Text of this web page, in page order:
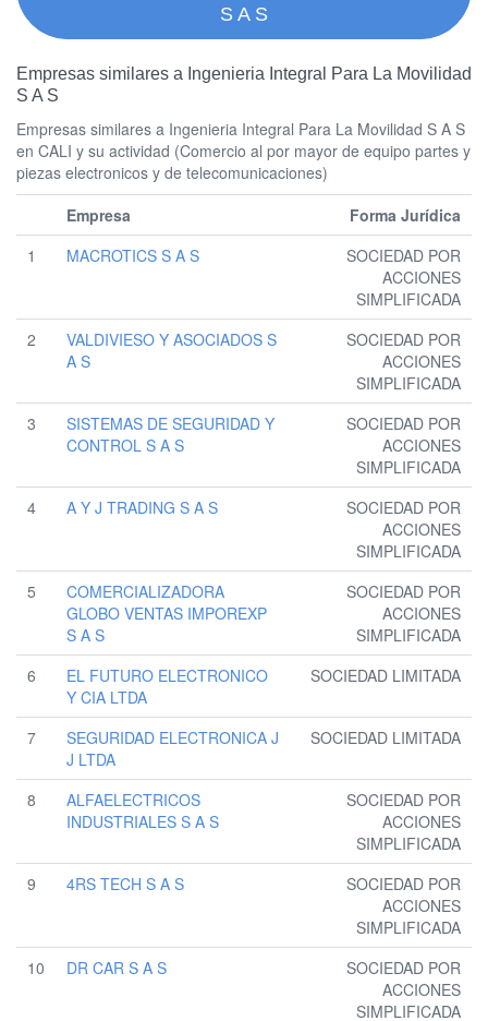
S A S
Empresas similares a Ingenieria Integral Para La Movilidad
S A S
Empresas similares a Ingenieria Integral Para La Movilidad S A S
en CALI y su actividad (Comercio al por mayor de equipo partes y
piezas electronicos y de telecomunicaciones)
Empresa
Forma Jurídica
1
MACROTICS S A S
SOCIEDAD POR
ACCIONES
SIMPLIFICADA
2
VALDIVIESO Y ASOCIADOS S
A S
SOCIEDAD POR
ACCIONES
SIMPLIFICADA
3
SISTEMAS DE SEGURIDAD Y
CONTROL S A S
SOCIEDAD POR
ACCIONES
SIMPLIFICADA
4
A Y J TRADING S A S
SOCIEDAD POR
ACCIONES
SIMPLIFICADA
5
COMERCIALIZADORA
GLOBO VENTAS IMPOREXP
S A S
SOCIEDAD POR
ACCIONES
SIMPLIFICADA
6
EL FUTURO ELECTRONICO
Y CIA LTDA
SOCIEDAD LIMITADA
7
SEGURIDAD ELECTRONICA J
J LTDA
SOCIEDAD LIMITADA
8
ALFAELECTRICOS
INDUSTRIALES S A S
SOCIEDAD POR
ACCIONES
SIMPLIFICADA
9
4RS TECH S A S
SOCIEDAD POR
ACCIONES
SIMPLIFICADA
10
DR CAR S A S
SOCIEDAD POR
ACCIONES
SIMPLIFICADA